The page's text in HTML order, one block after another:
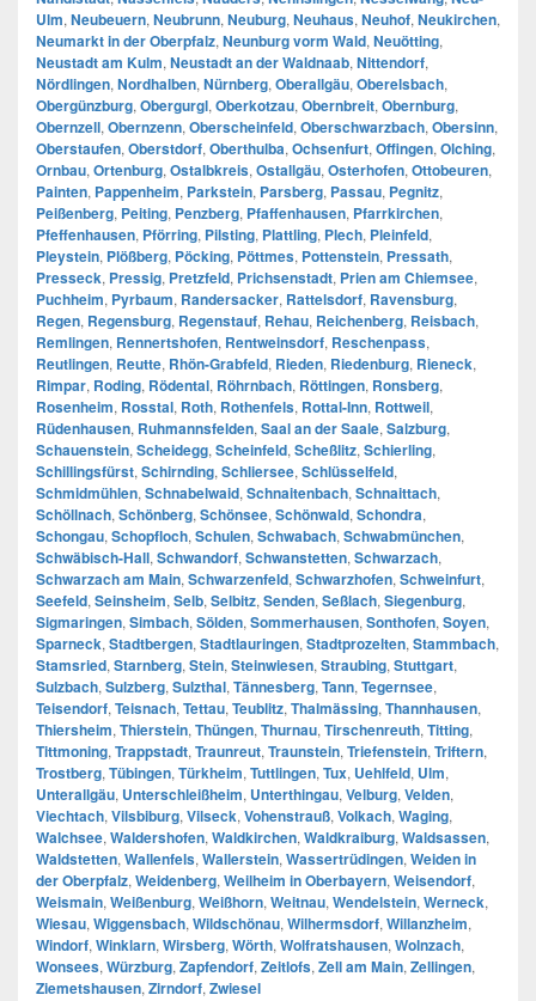
Ulm, Neubeuern, Neubrunn, Neuburg, Neuhaus, Neuhof, Neukirchen,
Neumarkt in der Oberpfalz, Neunburg vorm Wald, Neuötting,
Neustadt am Kulm, Neustadt an der Waldnaab, Nittendorf,
Nördlingen, Nordhalben, Nürnberg, Oberallgäu, Oberelsbach,
Obergünzburg, Obergurgl, Oberkotzau, Obernbreit, Obernburg,
Obernzell, Obernzenn, Oberscheinfeld, Oberschwarzbach, Obersinn,
Oberstaufen, Oberstdorf, Oberthulba, Ochsenfurt, Offingen, Olching,
Ornbau, Ortenburg, Ostalbkreis, Ostallgäu, Osterhofen, Ottobeuren,
Painten, Pappenheim, Parkstein, Parsberg, Passau, Pegnitz,
Peißenberg, Peiting, Penzberg, Pfaffenhausen, Pfarrkirchen,
Pfeffenhausen, Pförring, Pilsting, Plattling, Plech, Pleinfeld,
Pleystein, Plößberg, Pöcking, Pöttmes, Pottenstein, Pressath,
Presseck, Pressig, Pretzfeld, Prichsenstadt, Prien am Chiemsee,
Puchheim, Pyrbaum, Randersacker, Rattelsdorf, Ravensburg,
Regen, Regensburg, Regenstauf, Rehau, Reichenberg, Reisbach,
Remlingen, Rennertshofen, Rentweinsdorf, Reschenpass,
Reutlingen, Reutte, Rhön-Grabfeld, Rieden, Riedenburg, Rieneck,
Rimpar, Roding, Rödental, Röhrnbach, Röttingen, Ronsberg,
Rosenheim, Rosstal, Roth, Rothenfels, Rottal-Inn, Rottweil,
Rüdenhausen, Ruhmannsfelden, Saal an der Saale, Salzburg,
Schauenstein, Scheidegg, Scheinfeld, Scheßlitz, Schierling,
Schillingsfürst, Schirnding, Schliersee, Schlüsselfeld,
Schmidmühlen, Schnabelwaid, Schnaitenbach, Schnaittach,
Schöllnach, Schönberg, Schönsee, Schönwald, Schondra,
Schongau, Schopfloch, Schulen, Schwabach, Schwabmünchen,
Schwäbisch-Hall, Schwandorf, Schwanstetten, Schwarzach,
Schwarzach am Main, Schwarzenfeld, Schwarzhofen, Schweinfurt,
Seefeld, Seinsheim, Selb, Selbitz, Senden, Seßlach, Siegenburg,
Sigmaringen, Simbach, Sölden, Sommerhausen, Sonthofen, Soyen,
Sparneck, Stadtbergen, Stadtlauringen, Stadtprozelten, Stammbach,
Stamsried, Starnberg, Stein, Steinwiesen, Straubing, Stuttgart,
Sulzbach, Sulzberg, Sulzthal, Tännesberg, Tann, Tegernsee,
Teisendorf, Teisnach, Tettau, Teublitz, Thalmässing, Thannhausen,
Thiersheim, Thierstein, Thüngen, Thurnau, Tirschenreuth, Titting,
Tittmoning, Trappstadt, Traunreut, Traunstein, Triefenstein, Triftern,
Trostberg, Tübingen, Türkheim, Tuttlingen, Tux, Uehlfeld, Ulm,
Unterallgäu, Unterschleißheim, Unterthingau, Velburg, Velden,
Viechtach, Vilsbiburg, Vilseck, Vohenstrauß, Volkach, Waging,
Walchsee, Waldershofen, Waldkirchen, Waldkraiburg, Waldsassen,
Waldstetten, Wallenfels, Wallerstein, Wassertrüdingen, Weiden in
der Oberpfalz, Weidenberg, Weilheim in Oberbayern, Weisendorf,
Weismain, Weißenburg, Weißhorn, Weitnau, Wendelstein, Werneck,
Wiesau, Wiggensbach, Wildschönau, Wilhermsdorf, Willanzheim,
Windorf, Winklarn, Wirsberg, Wörth, Wolfratshausen, Wolnzach,
Wonsees, Würzburg, Zapfendorf, Zeitlofs, Zell am Main, Zellingen,
Ziemetshausen, Zirndorf, Zwiesel